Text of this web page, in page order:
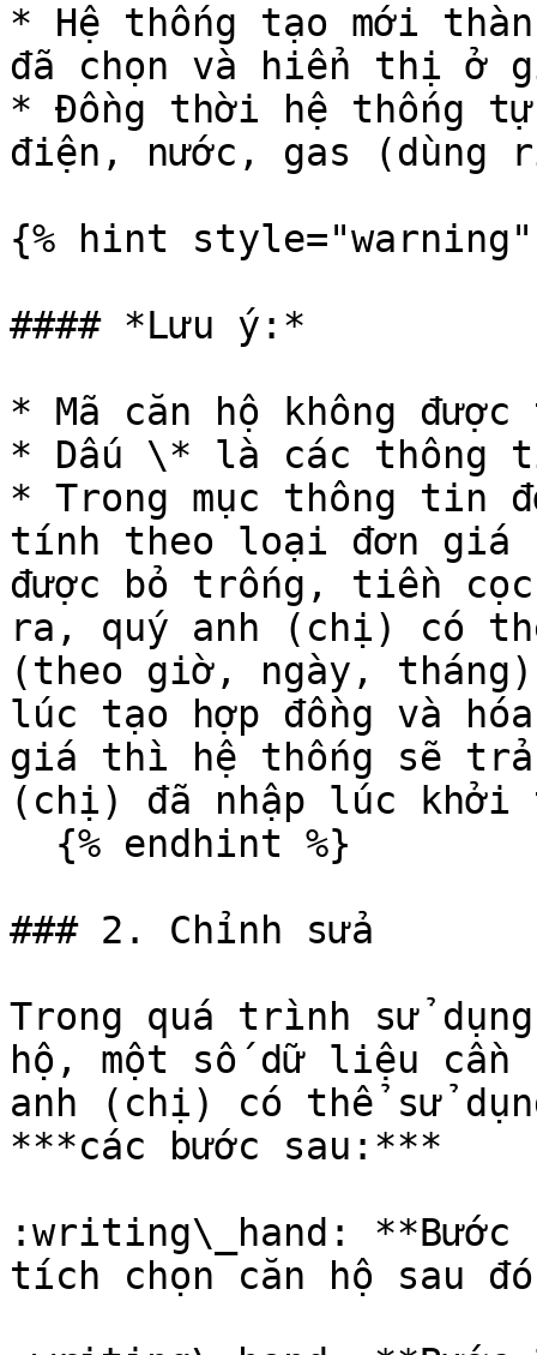
* Hệ thống tạo mới
đã chọn và hiển thị ở
* Đồng thời hệ thống
điện, nước, gas (dùng
{% hint style="warning"
#### *Lưu ý:*
* Mã căn hộ không
* Dấu \* là các thông
* Trong mục thông tin
tính theo loại đơn giá
được bỏ trống, tiền
ra, quý anh (chị) có
(theo giờ, ngày,
lúc tạo hợp đồng và
giá thì hệ thống sẽ trả
(chị) đã nhập lúc khởi
### 2. Chỉnh sửa
Trong quá trình sử
hộ, một số dữ liệu
anh (chị) có thể sử
***các bước sau:***
:writing\_hand:
tích chọn căn hộ sau